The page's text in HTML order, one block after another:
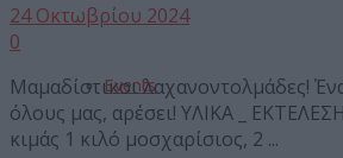
Events
24 Οκτωβρίου 2024
0
Μαμαδίστικοι λαχανοντολμάδες!
όλους μας, αρέσει! ΥΛΙΚΑ _
κιμάς 1 κιλό μοσχαρίσιος, 2 ...